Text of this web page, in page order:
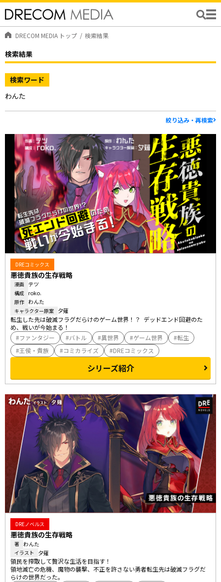
DRECOM MEDIA トップ 検索結果
検索結果
検索ワード
わんた
絞り込み・再検索
DREコミックス
悪徳貴族の生存戦略
漫画 テツ
構成 roko.
原作 わんた
キャラクター原案 夕薙
転生した先は破滅フラグだらけのゲーム世界！？  デッドエンド回避のた
め、戦いが今始まる！
ファンタジー
バトル 異世界 ゲーム世界
転生
王侯・貴族
コミカライズ DREコミックス
シリーズ紹介
DREノベルス
悪徳貴族の生存戦略
著 わんた
イラスト 夕薙
領民を搾取して贅沢な生活を目指す！
領地滅亡の危機、魔物の襲撃、不正を許さない勇者――転生先は破滅フラグだ
らけの世界だった。